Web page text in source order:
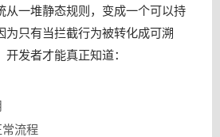
从一堆静态规则，变成一个可以持
为只有当拦截行为被转化成可溯
发者才能真正知道：
流程